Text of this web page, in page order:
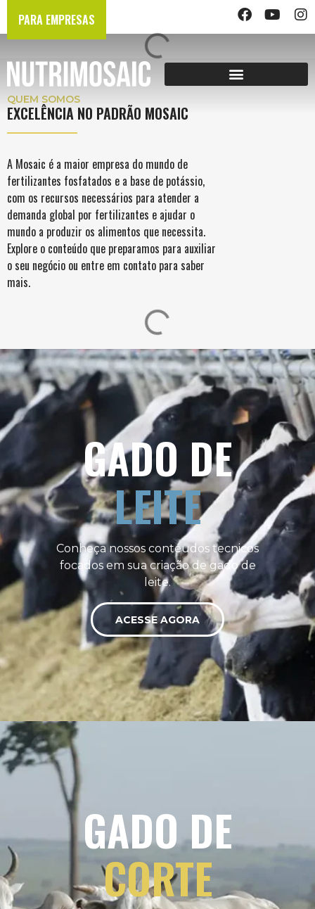
PARA EMPRESAS
QUEM SOMOS
EXCELÊNCIA NO PADRÃO MOSAIC
A Mosaic é a maior empresa do mundo de
fertilizantes fosfatados e a base de potássio,
com os recursos necessários para atender a
demanda global por fertilizantes e ajudar o
mundo a produzir os alimentos que necessita.
Explore o conteúdo que preparamos para auxiliar
o seu negócio ou entre em contato para saber
mais.
GADO DE
LEITE
Conheça nossos contéudos tecnicos
focados em sua criação de gado de
leite.
ACESSE AGORA
GADO DE
CORTE